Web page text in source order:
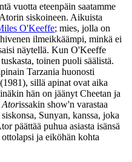
vuotta eteenpäin saatamme
siskoineen. Aikuista
O'Keeffe; mies, jolla on
ilmeikkäämpi, minkä ei
näytellä. Kun O'Keeffe
toinen puoli säälistä.
Tarzania huonosti
sillä apinat ovat aika
hän on jäänyt Cheetan ja
Atorissakin show'n varastaa
Sunyan, kanssa, joka
päättää puhua asiasta isänsä
ja eiköhän kohta